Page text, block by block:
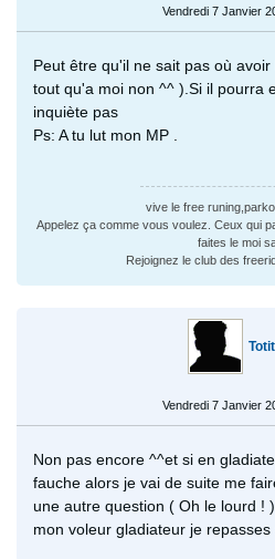
Vendredi 7 Janvier
Peut être qu'il ne sait pas où
tout qu'a moi non ^^ ).Si il pourra
inquiète pas
Ps: A tu lut mon MP .
vive le free
Appelez ça comme vous voulez. Ceux qui
faites le moi
Rejoignez le club des
Vendredi 7 Janvier
Non pas encore ^^et si en
fauche alors je vai de suite me
une autre question ( Oh le lourd !
mon voleur gladiateur je repasses